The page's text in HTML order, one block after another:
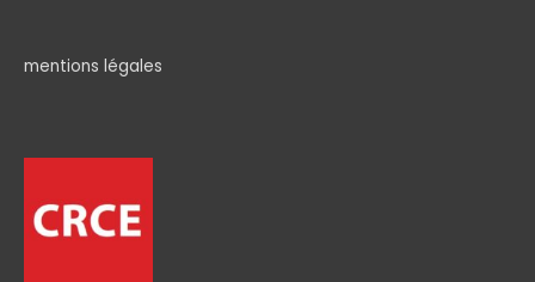
mentions légales